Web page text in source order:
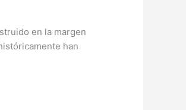
en la margen
han